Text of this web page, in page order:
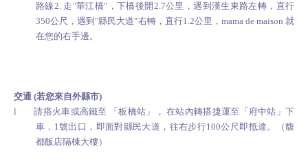
路線2. 走 "華江橋" ，下橋後開 2.7公里，遇到漢生東路左轉，直行
350公尺，遇到"縣民大道"右轉，直行1.2公里， mama de maison就
在您的右手邊。
交通 (若您來自外縣市)
l
請搭火車或高鐵至 「板橋站」， 在站內轉搭捷運至「府中站」下
車， 1號出口，即面對縣民大道，往右步行100公尺 即抵達。（馥
都飯店隔棟大樓）